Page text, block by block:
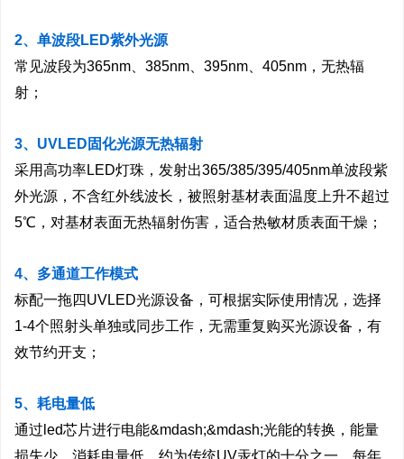
2、单波段LED紫外光源
常见波段为365nm、385nm、395nm、405nm，无热辐
射；
3、UVLED固化光源无热辐射
采用高功率LED灯珠，发射出365/385/395/405nm单波段紫
外光源，不含红外线波长，被照射基材表面温度上升不超过
5℃，对基材表面无热辐射伤害，适合热敏材质表面干燥；
4、多通道工作模式
标配一拖四UVLED光源设备，可根据实际使用情况，选择
1-4个照射头单独或同步工作，无需重复购买光源设备，有
效节约开支；
5、耗电量低
通过led芯片进行电能&mdash;&mdash;光能的转换，能量
损失少，消耗电量低，约为传统UV汞灯的十分之一，每年